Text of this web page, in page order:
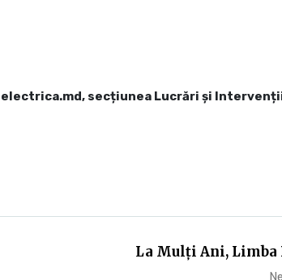
secțiunea Lucrări și
La Mulți Ani, Limba